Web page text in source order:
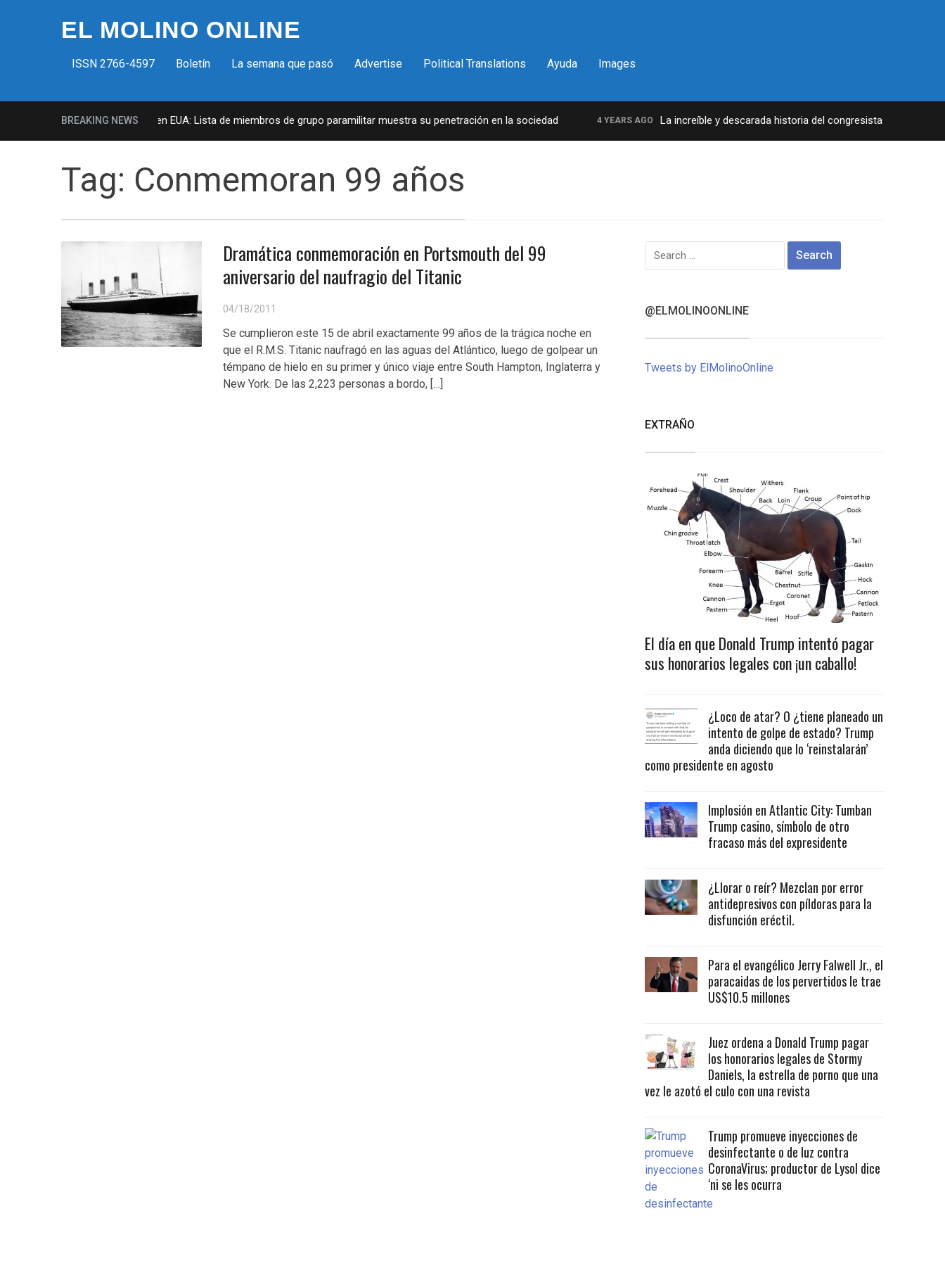
EL MOLINO ONLINE
ISSN 2766-4597 Boletín La semana que pasó Advertise Political Translations Ayuda Images
BREAKING NEWS
Milicias fascistas en EUA: Lista de miembros de grupo paramilitar muestra su penetración en la sociedad 4 YEARS AGO La increíble y descarada historia del congresista por NY George
Tag: Conmemoran 99 años
Dramática conmemoración en Portsmouth del 99
aniversario del naufragio del Titanic
04/18/2011
Se cumplieron este 15 de abril exactamente 99 años de la trágica noche en
que el R.M.S. Titanic naufragó en las aguas del Atlántico, luego de golpear un
témpano de hielo en su primer y único viaje entre South Hampton, Inglaterra y
New York. De las 2,223 personas a bordo, […]
Search
for:
@ELMOLINOONLINE
Tweets by ElMolinoOnline
EXTRAÑO
El día en que Donald Trump intentó pagar
sus honorarios legales con ¡un caballo!
¿Loco de atar? O ¿tiene planeado un
intento de golpe de estado? Trump
anda diciendo que lo ‘reinstalarán’
como presidente en agosto
Implosión en Atlantic City: Tumban
Trump casino, símbolo de otro
fracaso más del expresidente
¿Llorar o reír? Mezclan por error
antidepresivos con píldoras para la
disfunción eréctil.
Para el evangélico Jerry Falwell Jr., el
paracaidas de los pervertidos le trae
US$10.5 millones
Juez ordena a Donald Trump pagar
los honorarios legales de Stormy
Daniels, la estrella de porno que una
vez le azotó el culo con una revista
Trump promueve inyecciones de
desinfectante o de luz contra
CoronaVirus; productor de Lysol dice
‘ni se les ocurra